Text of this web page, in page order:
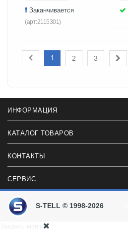
Заканчивается
(арт:2115301)
1 2 3
ИНФОРМАЦИЯ
КАТАЛОГ ТОВАРОВ
КОНТАКТЫ
СЕРВИС
S-TELL © 1998-2026